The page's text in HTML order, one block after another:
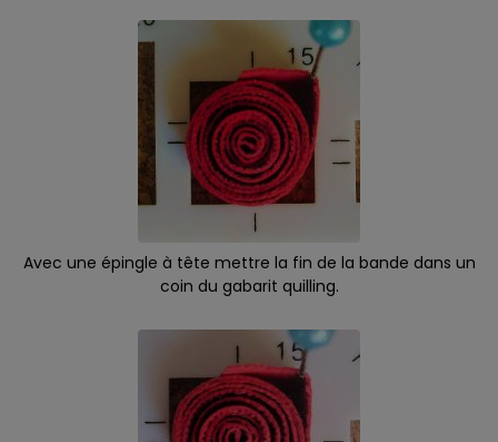
Avec une épingle à tête mettre la fin de la bande dans un
coin du gabarit quilling.